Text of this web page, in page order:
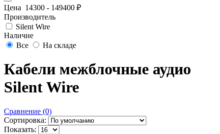
Цена 14300 - 149400 ₽
Производитель
Silent Wire
Наличие
Все
На складе
Кабели межблочные аудио
Silent Wire
Сравнение (0)
Сортировка:
Показать: